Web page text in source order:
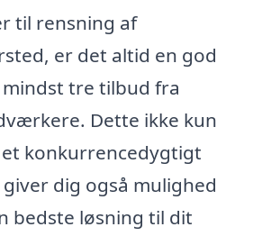
til rensning af
er det altid en god
tre tilbud fra
Dette ikke kun
konkurrencedygtigt
dig også mulighed
bedste løsning til dit